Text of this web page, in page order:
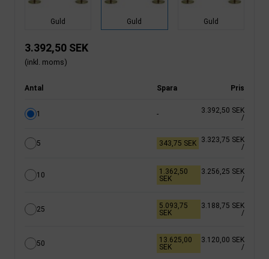
Guld Guld Guld
3.392,50 SEK
(inkl. moms)
Antal Spara Pris
1 -
3.392,50 SEK
/
5 343,75 SEK
3.323,75 SEK
/
10
1.362,50
SEK
3.256,25 SEK
/
25
5.093,75
SEK
3.188,75 SEK
/
50
13.625,00
SEK
3.120,00 SEK
/